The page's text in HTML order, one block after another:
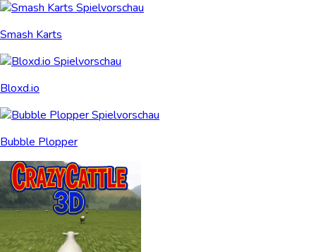
Smash Karts
Bloxd.io
Bubble Plopper